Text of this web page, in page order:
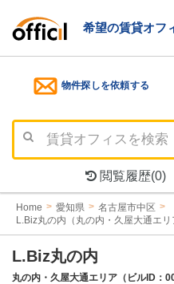
希望の賃貸オフ
物件探しを依頼する
閲覧履歴(0)
Home 愛知県
名古屋市中区
L.Biz丸の内（丸の内・久屋大通エ
L.Biz丸の内
丸の内・久屋大通エリア（ビルID：